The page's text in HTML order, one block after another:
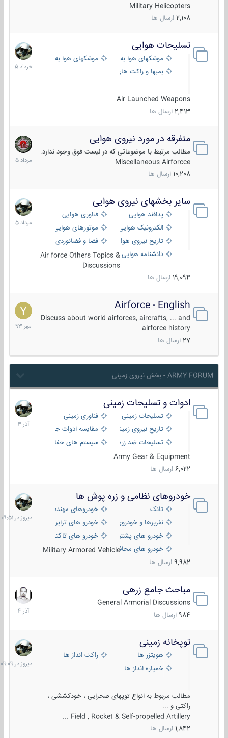
Military Helicopters
2,108 ارسال ها
تسلیحات هوایی
موشکهای هوا به هوا
موشکهای هوا به سطح
بمبها و راکت های هوایی
Air Launched Weapons
2,413 ارسال ها
30
خرداد
1405
متفرقه در مورد نیروی هوایی
مطالب مرتبط با موضوعاتی که در لیست فوق وجود ندارد.
Miscellaneous Airforcce
10,208 ارسال ها
7
مرداد
1405
سایر بخشهای نیروی هوایی
پدافند هوایی
فناوری هوایی
الکترونیک هوایی
موتورهای هوایی
تاریخ نیروی هوایی
فضا و فضانوردی
دانشنامه هواییAir force Others Topics &
Discussions
19,094 ارسال ها
2
مرداد
1405
Airforce - English
Discuss about world airforces, aircrafts, ... and
airforce history
27 ارسال ها
15
مهر
1393
ARMY FORUM - بخش نیروی زمینی
ادوات و تسلیحات زمینی
تسلیحات زمینی
فناوری زمینی
تاریخ نیروی زمینی
مقایسه ادوات جنگی
تسلیحات ضد زره
سیستم های حفاظت فعال
Army Gear & Equipment
6,022 ارسال ها
21
آذر
1404
خودروهای نظامی و زره پوش ها
تانک
خودروهای مهندسی
نفربرها و خودروی های رزمی پیاده نظام
خودرو های ترابری نظامی
خودرو های پشتیبانی آتش ، شناسایی و ضد تانک
خودرو های تاکتیکی نظامی
خودرو های محافظت شدهMilitary Armored Vehicle
9,982 ارسال ها
دیروز
در
09:51
مباحث جامع زرهی
General Armorial Discussions
984 ارسال ها
7
آذر
1404
توپخانه زمینی
هویتزر ها
راکت انداز ها
خمپاره انداز ها
مطالب مربوط به انواع توپهای صحرایی ، خودکششی ،
راکتی و ...
Field , Rocket & Self-propelled Artillery ...
1,842 ارسال ها
دیروز
در
09:09